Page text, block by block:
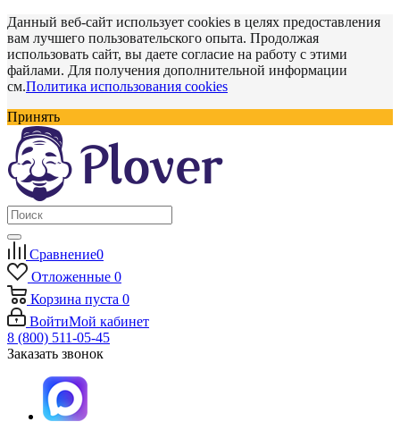
Данный веб-сайт использует cookies в целях предоставления
вам лучшего пользовательского опыта. Продолжая
использовать сайт, вы даете согласие на работу с этими
файлами. Для получения дополнительной информации
см.Политика использования cookies
Принять
Сравнение0
Отложенные 0
Корзина пуста 0
ВойтиМой кабинет
8 (800) 511-05-45
Заказать звонок